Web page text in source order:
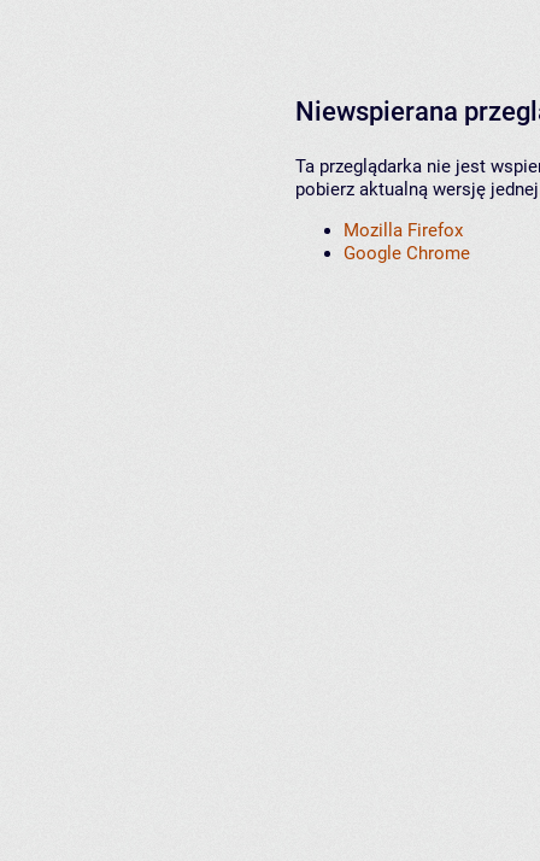
Niewspierana
Ta przeglądarka nie jest
pobierz aktualną wersję
Mozilla Firefox
Google Chrome